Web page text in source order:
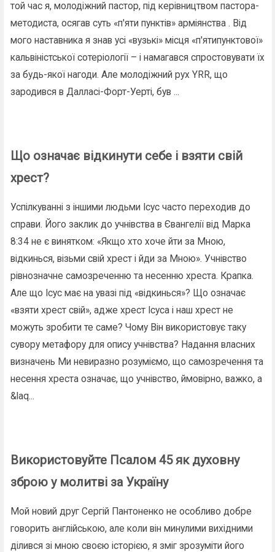
той час я, молодіжний пастор, під керівництвом пастора-
методиста, осягав суть «п'яти пунктів» арміянства . Від
мого наставника я знав усі «вузькі» місця «п'ятипунктової»
кальвіністської сотеріології – і намагався спростовувати їх
за будь-якої нагоди. Але молодіжний рух YRR, що
зародився в Далласі-Форт-Уерті, був ...
Що означає відкинути себе і взяти свій
хрест?
Успілкуванні з іншими людьми Ісус часто переходив до
справи. Його заклик до учнівства в Євангелії від Марка
8:34 не є винятком: «Якщо хто хоче йти за Мною,
відкинься, візьми свій хрест і йди за Мною». Учнівство
рівнозначне самозреченню та несенню хреста. Крапка.
Але що Ісус має на увазі під «відкинься»? Що означає
«взяти хрест свій», адже хрест Ісуса і наш хрест не
можуть зробити те саме? Чому Він використовує таку
сувору метафору для опису учнівства? Надання власних
визначень Ми невиразно розуміємо, що самозречення та
несення хреста означає, що учнівство, ймовірно, важко, а
&laq...
Використовуйте Псалом 45 як духовну
зброю у молитві за Україну
Мой новий друг Сергій Пантоненко не особливо добре
говорить англійською, але коли він минулими вихідними
ділився зі мною своєю історією, я зміг зрозуміти його